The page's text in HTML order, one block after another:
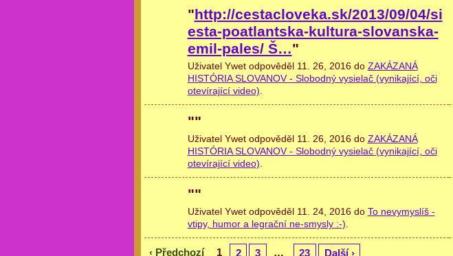
"http://cestacloveka.sk/2013/09/04/si
esta-poatlantska-kultura-slovanska-
emil-pales/ Š…"
Uživatel Ywet odpověděl 11. 26, 2016 do ZAKÁZANÁ
HISTÓRIA SLOVANOV - Slobodný vysielač (vynikající, oči
otevírající video).
""
Uživatel Ywet odpověděl 11. 26, 2016 do ZAKÁZANÁ
HISTÓRIA SLOVANOV - Slobodný vysielač (vynikající, oči
otevírající video).
""
Uživatel Ywet odpověděl 11. 24, 2016 do To nevymyslíš -
vtipy, humor a legrační ne-smysly :-).
‹ Předchozí 1 2 3 … 23 Další ›